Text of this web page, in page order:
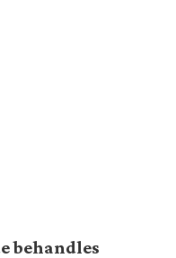
behandles